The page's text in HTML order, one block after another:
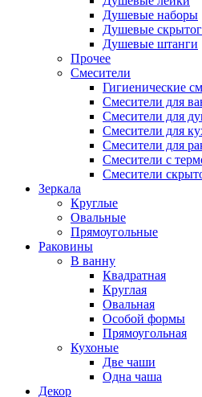
Душевые наборы
Душевые
Душевые штанги
Прочее
Смесители
Гигиенические
Смесители для
Смесители для
Смесители для
Смесители для
Смесители с
Смесители
Зеркала
Круглые
Овальные
Прямоугольные
Раковины
В ванну
Квадратная
Круглая
Овальная
Особой формы
Прямоугольная
Кухоные
Две чаши
Одна чаша
Декор